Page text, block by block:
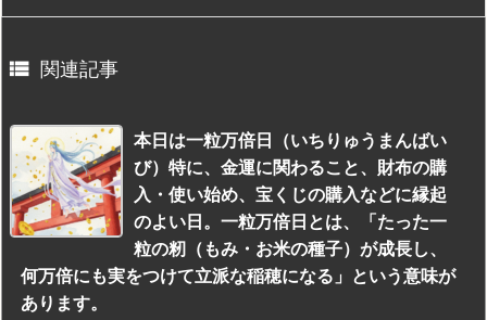
 関連記事
本日は一粒万倍日（いちりゅうまんばい
び）特に、金運に関わること、財布の購
入・使い始め、宝くじの購入などに縁起
のよい日。一粒万倍日とは、「たった一
粒の籾（もみ・お米の種子）が成長し、
何万倍にも実をつけて立派な稲穂になる」という意味が
あります。